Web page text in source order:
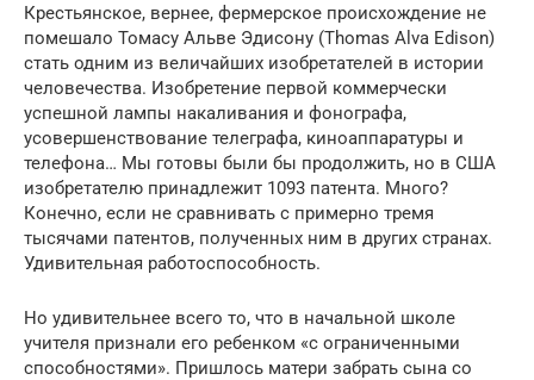
Крестьянское, вернее, фермерское происхождение не
помешало Томасу Альве Эдисону (Thomas Alva Edison)
стать одним из величайших изобретателей в истории
человечества. Изобретение первой коммерчески
успешной лампы накаливания и фонографа,
усовершенствование телеграфа, киноаппаратуры и
телефона… Мы готовы были бы продолжить, но в США
изобретателю принадлежит 1093 патента. Много?
Конечно, если не сравнивать с примерно тремя
тысячами патентов, полученных ним в других странах.
Удивительная работоспособность.
Но удивительнее всего то, что в начальной школе
учителя признали его ребенком «с ограниченными
способностями». Пришлось матери забрать сына со